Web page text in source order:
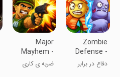
Zombie
Defense -
Plants War
دفاع در برابر
Major
Mayhem -
Go
Commando
ضربه ی کاری